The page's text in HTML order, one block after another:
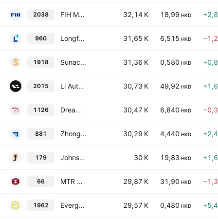
2038 FIH Mobile Limited 32,14 K 18,99 HKD
960 Longfor Group Holdings Ltd. 31,65 K 6,515 HKD
1918 Sunac China Holdings Ltd. 31,36 K 0,580 HKD
2015 Li Auto, Inc. Class A 30,73 K 49,92 HKD
1126 Dream International Limited 30,47 K 6,840 HKD
881 Zhongsheng Group Holdings Ltd. 30,29 K 4,440 HKD
179 Johnson Electric Holdings Limited 30 K 19,83 HKD
66 MTR Corporation Limited 29,87 K 31,90 HKD
1962 Evergreen Products Group Ltd. 29,57 K 0,480 HKD